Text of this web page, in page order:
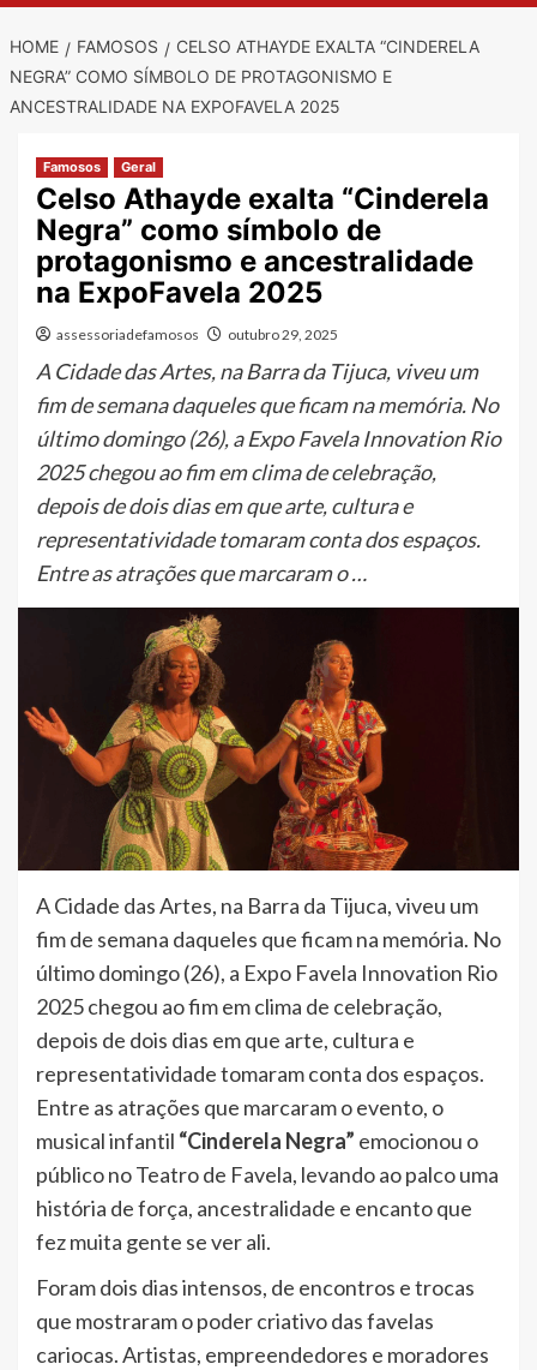
HOME FAMOSOS
CELSO ATHAYDE EXALTA “CINDERELA
NEGRA” COMO SÍMBOLO DE PROTAGONISMO E
ANCESTRALIDADE NA EXPOFAVELA 2025
Famosos Geral
Celso Athayde exalta “Cinderela
Negra” como símbolo de
protagonismo e ancestralidade
na ExpoFavela 2025
assessoriadefamosos outubro 29, 2025
A Cidade das Artes, na Barra da Tijuca, viveu um
fim de semana daqueles que ficam na memória. No
último domingo (26), a Expo Favela Innovation Rio
2025 chegou ao fim em clima de celebração,
depois de dois dias em que arte, cultura e
representatividade tomaram conta dos espaços.
Entre as atrações que marcaram o …
A Cidade das Artes, na Barra da Tijuca, viveu um
fim de semana daqueles que ficam na memória. No
último domingo (26), a Expo Favela Innovation Rio
2025 chegou ao fim em clima de celebração,
depois de dois dias em que arte, cultura e
representatividade tomaram conta dos espaços.
Entre as atrações que marcaram o evento, o
musical infantil “Cinderela Negra” emocionou o
público no Teatro de Favela, levando ao palco uma
história de força, ancestralidade e encanto que
fez muita gente se ver ali.
Foram dois dias intensos, de encontros e trocas
que mostraram o poder criativo das favelas
cariocas. Artistas, empreendedores e moradores